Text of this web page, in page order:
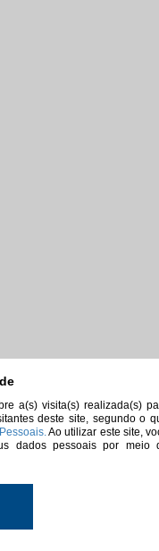
a(s) visita(s) realizada(s)
deste site, segundo o
Ao utilizar este site,
dados pessoais por meio